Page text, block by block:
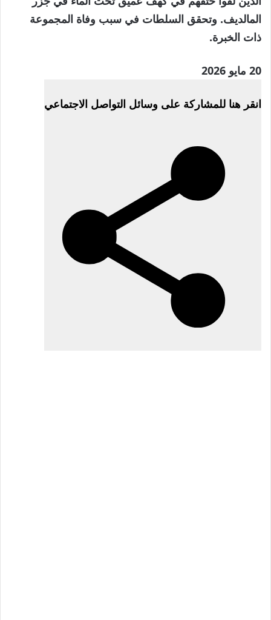
المالديف. وتحقق السلطات في سبب وفاة المجموعة
ذات الخبرة.
نُشرت
20
20 مايو 2026
انقر هنا للمشاركة على وسائل التواصل الاجتماعي